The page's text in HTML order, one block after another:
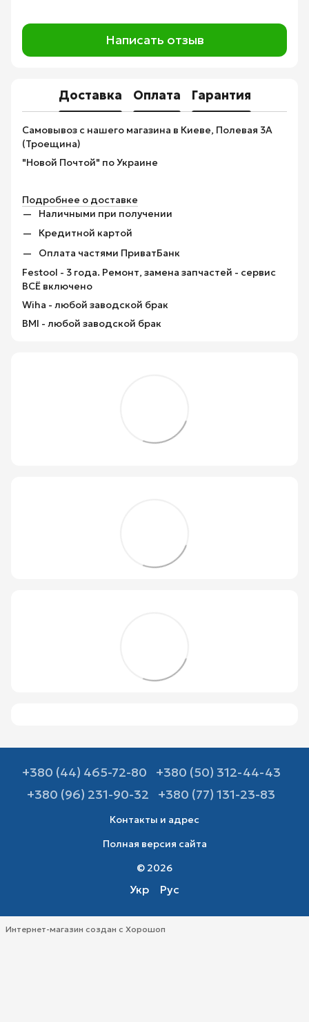
Написать отзыв
Доставка Оплата Гарантия
Самовывоз с нашего магазина в Киеве, Полевая 3А
(Троещина)
"Новой Почтой" по Украине
Подробнее о доставке
Наличными при получении
Кредитной картой
Оплата частями ПриватБанк
Festool - 3 года. Ремонт, замена запчастей - сервис
ВСЁ включено
Wiha - любой заводской брак
BMI - любой заводской брак
+380 (44) 465-72-80
+380 (50) 312-44-43
+380 (96) 231-90-32
+380 (77) 131-23-83
Контакты и адрес
Полная версия сайта
© 2026
Укр Рус
Интернет-магазин создан с Хорошоп